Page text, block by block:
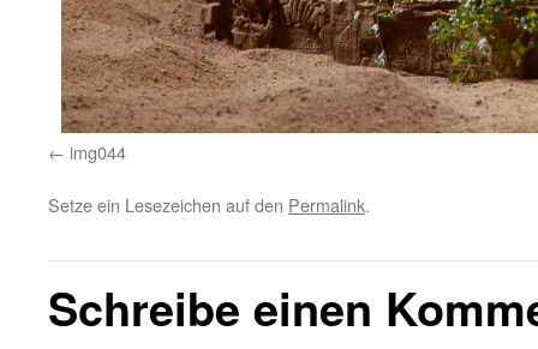
img044
Setze ein Lesezeichen auf den Permalink.
Schreibe einen